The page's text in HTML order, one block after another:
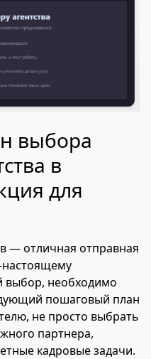
выбора
в
для
— отличная отправная
настоящему
выбор, необходимо
пошаговый план
не просто выбрать
партнера,
кадровые задачи.